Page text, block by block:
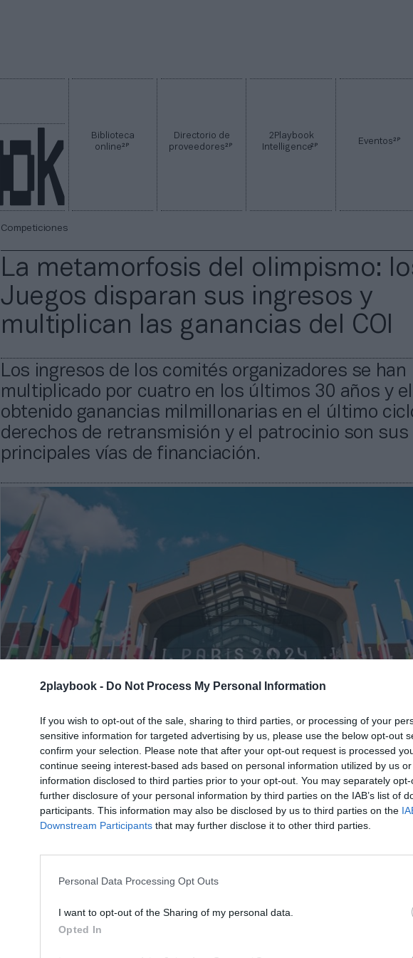
2playbook - Do Not Process My Personal Information
If you wish to opt-out of the sale, sharing to third parties, or processing of your
sensitive information for targeted advertising by us, please use the below opt-out
confirm your selection. Please note that after your opt-out request is processed
continue seeing interest-based ads based on personal information utilized by us
information disclosed to third parties prior to your opt-out. You may separately
further disclosure of your personal information by third parties on the IAB’s list of
participants. This information may also be disclosed by us to third parties on the
Downstream Participants that may further disclose it to other third parties.
Personal Data Processing Opt Outs
I want to opt-out of the Sharing of my personal data.
Opted In
Biblioteca
online2P
Directorio de
proveedores2P
2Playbook
Intelligence2P Eventos2P
Competiciones
La metamorfosis del olimpismo:
Juegos disparan sus ingresos y
multiplican las ganancias del COI
Los ingresos de los comités organizadores se han
multiplicado por cuatro en los últimos 30 años y el
obtenido ganancias milmillonarias en el último
derechos de retransmisión y el patrocinio son sus
principales vías de financiación.
Cristian García 30 de julio de 2024
transformando para adaptarse al paso del tiempo, pero